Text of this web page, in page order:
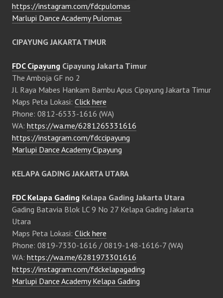
https://instagram.com/fdcpulomas
Marlupi Dance Academy Pulomas
CIPAYUNG JAKARTA TIMUR
FDC Cipayung Cipayung Jakarta Timur
The Amboja GF no 2
Jl. Raya Mabes Hankam Bambu Apus Cipayung Jakarta Timur
Maps Peta Lokasi: Click here
Phone: 0812-6533-1616 (WA)
WA: https://wa.me/6281265331616
https://instagram.com/fdccipayung
Marlupi Dance Academy Cipayung
KELAPA GADING JAKARTA UTARA
FDC Kelapa Gading Kelapa Gading Jakarta Utara
Gading Batavia Blok LC 9 No 27 Kelapa Gading Jakarta
Utara
Maps Peta Lokasi: Click here
Phone: 0819-7330-1616 / 0819-148-1616-7 (WA)
WA: https://wa.me/6281973301616
https://instagram.com/fdckelapagading
Marlupi Dance Academy Kelapa Gading